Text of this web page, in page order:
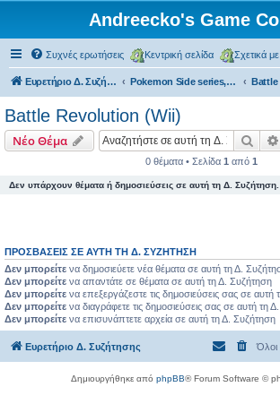
Andreecko's Game
Συχνές ερωτήσεις Κεντρική σελίδα Σχετικά
Ευρετήριο Δ. Συζήτησης Pokemon Side series, Spin-offs Battle
Battle Revolution (Wii)
Νέο Θέμα
0 θέματα • Σελίδα 1 από 1
Δεν υπάρχουν θέματα ή δημοσιεύσεις σε αυτή τη Δ. Συζήτηση.
ΠΡΟΣΒΆΣΕΙΣ ΣΕ ΑΥΤΉ ΤΗ Δ. ΣΥΖΉΤΗΣΗ
Δεν μπορείτε να δημοσιεύετε νέα θέματα σε αυτή τη Δ.
Δεν μπορείτε να απαντάτε σε θέματα σε αυτή τη Δ. Συζήτηση
Δεν μπορείτε να επεξεργάζεστε τις δημοσιεύσεις σας σε αυτή
Δεν μπορείτε να διαγράφετε τις δημοσιεύσεις σας σε αυτή τη
Δεν μπορείτε να επισυνάπτετε αρχεία σε αυτή τη Δ. Συζήτηση
Ευρετήριο Δ. Συζήτησης Όλοι
Δημιουργήθηκε από phpBB® Forum Software ©